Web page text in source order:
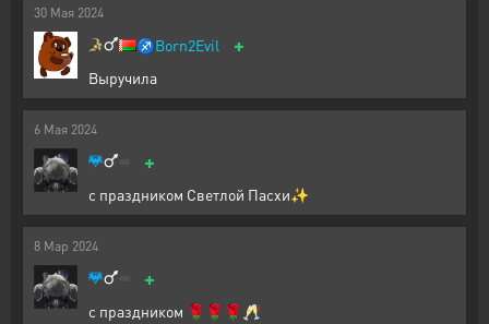
30 Мая 2024
♐Born2Evil +
Выручила
6 Мая 2024
+
с праздником Светлой Пасхи✨
8 Мар 2024
+
с праздником 🌹🌹🌹🥂